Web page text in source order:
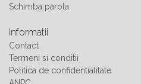
Schimba parola
Informatii
Contact
Termeni si conditii
Politica de confidentialitate